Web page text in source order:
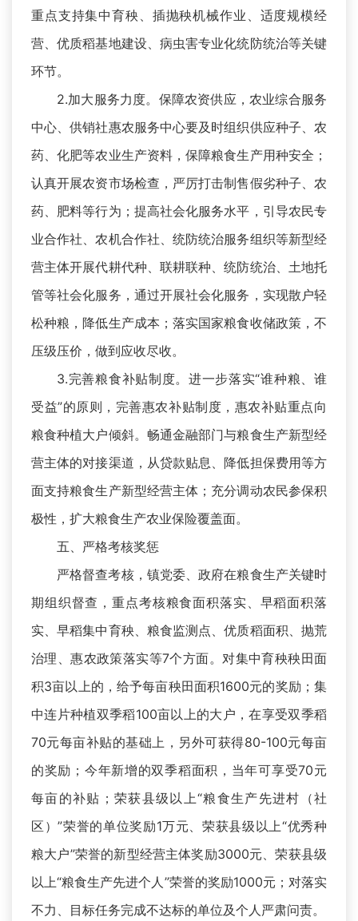
重点支持集中育秧、插抛秧机械作业、适度规模经
营、优质稻基地建设、病虫害专业化统防统治等关键
环节。
2.加大服务力度。保障农资供应，农业综合服务
中心、供销社惠农服务中心要及时组织供应种子、农
药、化肥等农业生产资料，保障粮食生产用种安全；
认真开展农资市场检查，严厉打击制售假劣种子、农
药、肥料等行为；提高社会化服务水平，引导农民专
业合作社、农机合作社、统防统治服务组织等新型经
营主体开展代耕代种、联耕联种、统防统治、土地托
管等社会化服务，通过开展社会化服务，实现散户轻
松种粮，降低生产成本；落实国家粮食收储政策，不
压级压价，做到应收尽收。
3.完善粮食补贴制度。进一步落实“谁种粮、谁
受益”的原则，完善惠农补贴制度，惠农补贴重点向
粮食种植大户倾斜。畅通金融部门与粮食生产新型经
营主体的对接渠道，从贷款贴息、降低担保费用等方
面支持粮食生产新型经营主体；充分调动农民参保积
极性，扩大粮食生产农业保险覆盖面。
五、严格考核奖惩
严格督查考核，镇党委、政府在粮食生产关键时
期组织督查，重点考核粮食面积落实、早稻面积落
实、早稻集中育秧、粮食监测点、优质稻面积、抛荒
治理、惠农政策落实等7个方面。对集中育秧秧田面
积3亩以上的，给予每亩秧田面积1600元的奖励；集
中连片种植双季稻100亩以上的大户，在享受双季稻
70元每亩补贴的基础上，另外可获得80-100元每亩
的奖励；今年新增的双季稻面积，当年可享受70元
每亩的补贴；荣获县级以上“粮食生产先进村（社
区）”荣誉的单位奖励1万元、荣获县级以上“优秀种
粮大户”荣誉的新型经营主体奖励3000元、荣获县级
以上“粮食生产先进个人”荣誉的奖励1000元；对落实
不力、目标任务完成不达标的单位及个人严肃问责。